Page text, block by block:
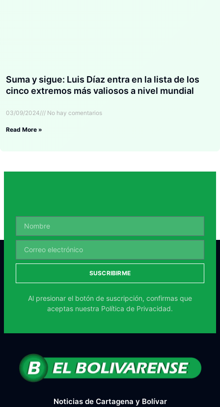
Suma y sigue: Luis Díaz entra en la lista de los
cinco extremos más valiosos a nivel mundial
03/09/2024 No hay comentarios
Read More »
SUSCRIBIRME
Al presionar el botón de suscripción, confirmas que
aceptas nuestra Política de Privacidad.
Noticias de Cartagena y Bolívar